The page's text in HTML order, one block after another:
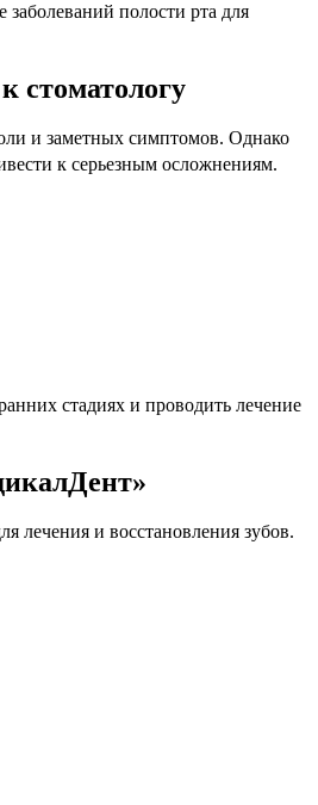
полости рта для
стоматологу
и заметных симптомов. Однако
к серьезным осложнениям.
стадиях и проводить лечение
лечения и восстановления зубов.